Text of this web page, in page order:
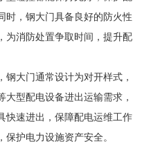
时，钢大门具备良好的防火性
为消防处置争取时间，提升配
大门通常设计为对开样式，
型配电设备进出运输需求，
快速进出，保障配电运维工作
护电力设施资产安全。